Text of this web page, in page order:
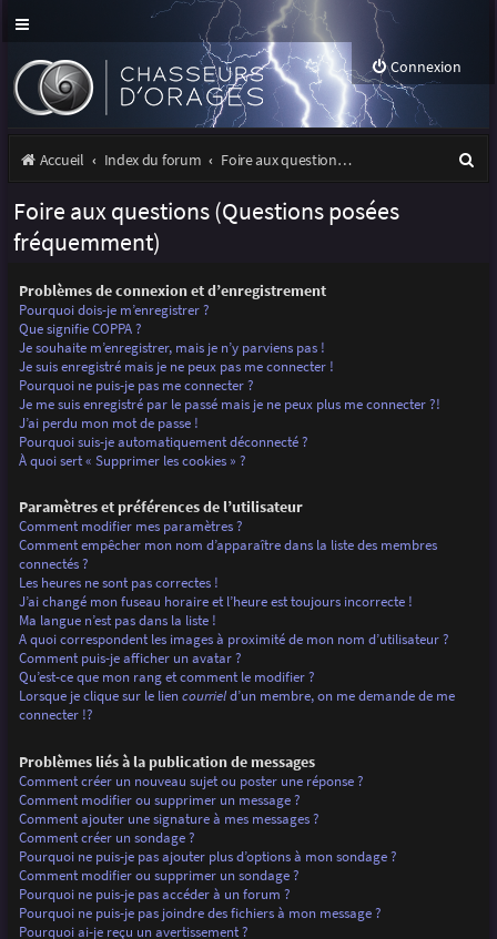
Connexion
Accueil Index du forum Foire aux questions (Questions posées fréquemment)
Foire aux questions (Questions posées
fréquemment)
Problèmes de connexion et d’enregistrement
Pourquoi dois-je m’enregistrer ?
Que signifie COPPA ?
Je souhaite m’enregistrer, mais je n’y parviens pas !
Je suis enregistré mais je ne peux pas me connecter !
Pourquoi ne puis-je pas me connecter ?
Je me suis enregistré par le passé mais je ne peux plus me connecter ?!
J’ai perdu mon mot de passe !
Pourquoi suis-je automatiquement déconnecté ?
À quoi sert « Supprimer les cookies » ?
Paramètres et préférences de l’utilisateur
Comment modifier mes paramètres ?
Comment empêcher mon nom d’apparaître dans la liste des membres
connectés ?
Les heures ne sont pas correctes !
J’ai changé mon fuseau horaire et l’heure est toujours incorrecte !
Ma langue n’est pas dans la liste !
A quoi correspondent les images à proximité de mon nom d’utilisateur ?
Comment puis-je afficher un avatar ?
Qu’est-ce que mon rang et comment le modifier ?
Lorsque je clique sur le liencourrield’un membre, on me demande de me
connecter !?
Problèmes liés à la publication de messages
Comment créer un nouveau sujet ou poster une réponse ?
Comment modifier ou supprimer un message ?
Comment ajouter une signature à mes messages ?
Comment créer un sondage ?
Pourquoi ne puis-je pas ajouter plus d’options à mon sondage ?
Comment modifier ou supprimer un sondage ?
Pourquoi ne puis-je pas accéder à un forum ?
Pourquoi ne puis-je pas joindre des fichiers à mon message ?
Pourquoi ai-je reçu un avertissement ?